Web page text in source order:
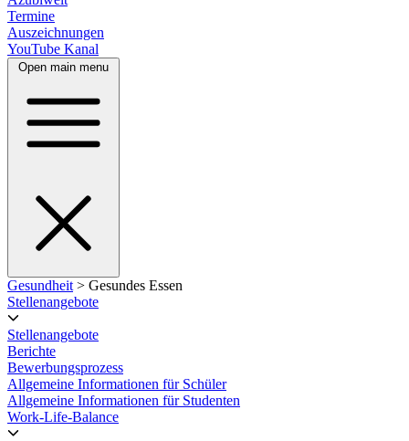
Termine
Auszeichnungen
YouTube Kanal
Open main menu
Gesundheit > Gesundes Essen
Stellenangebote
Stellenangebote
Berichte
Bewerbungsprozess
Allgemeine Informationen für Schüler
Allgemeine Informationen für Studenten
Work-Life-Balance